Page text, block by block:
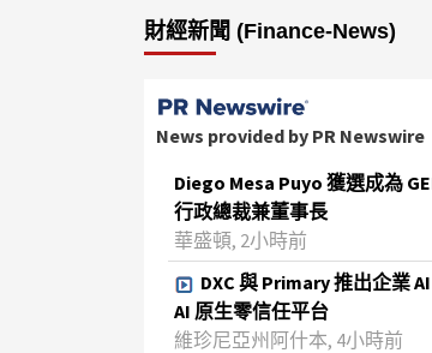
財經新聞 (Finance-News)
News provided by PR Newswire
Diego Mesa Puyo 獲選成為
行政總裁兼董事長
華盛頓, 2小時前
DXC 與 Primary 推出企業
AI 原生零信任平台
維珍尼亞州阿什本, 4小時前